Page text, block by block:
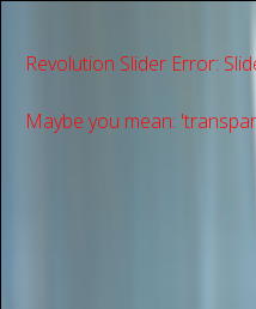
Revolution Slider Error:
Maybe you mean: